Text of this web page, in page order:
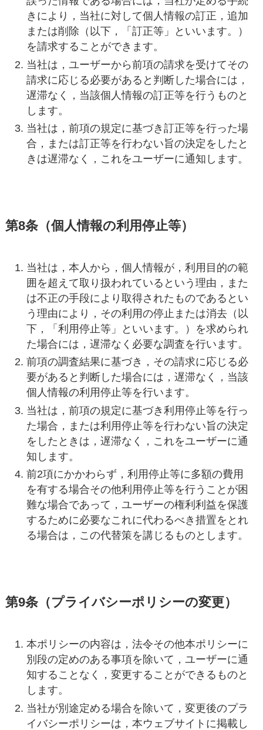
きにより，当社に対して個人情報の訂正，追加
または削除（以下，「訂正等」といいます。）
を請求することができます。
当社は，ユーザーから前項の請求を受けてその
請求に応じる必要があると判断した場合には，
遅滞なく，当該個人情報の訂正等を行うものと
します。
当社は，前項の規定に基づき訂正等を行った場
合，または訂正等を行わない旨の決定をしたと
きは遅滞なく，これをユーザーに通知します。
第8条（個人情報の利用停止等）
当社は，本人から，個人情報が，利用目的の範
囲を超えて取り扱われているという理由，また
は不正の手段により取得されたものであるとい
う理由により，その利用の停止または消去（以
下，「利用停止等」といいます。）を求められ
た場合には，遅滞なく必要な調査を行います。
前項の調査結果に基づき，その請求に応じる必
要があると判断した場合には，遅滞なく，当該
個人情報の利用停止等を行います。
当社は，前項の規定に基づき利用停止等を行っ
た場合，または利用停止等を行わない旨の決定
をしたときは，遅滞なく，これをユーザーに通
知します。
前2項にかかわらず，利用停止等に多額の費用
を有する場合その他利用停止等を行うことが困
難な場合であって，ユーザーの権利利益を保護
するために必要なこれに代わるべき措置をとれ
る場合は，この代替策を講じるものとします。
第9条（プライバシーポリシーの変更）
本ポリシーの内容は，法令その他本ポリシーに
別段の定めのある事項を除いて，ユーザーに通
知することなく，変更することができるものと
します。
当社が別途定める場合を除いて，変更後のプラ
イバシーポリシーは，本ウェブサイトに掲載し